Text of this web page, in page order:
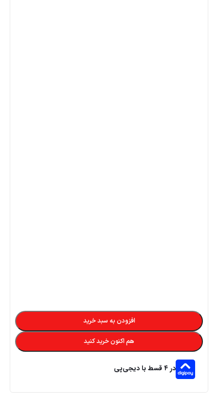
افزودن به سبد خرید
هم اکنون خرید کنید
در ۴ قسط با دیجی‌پی